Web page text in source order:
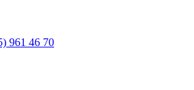
961 46 70